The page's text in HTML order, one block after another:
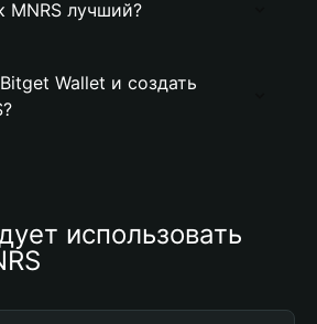
MNRS лучший?
Wallet и создать
использовать